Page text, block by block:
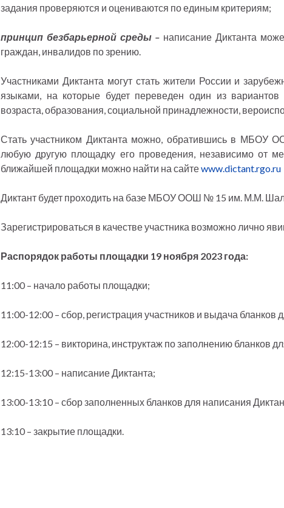
задания проверяются и оцениваются по единым критериям;
принцип безбарьерной среды – написание Диктанта
граждан, инвалидов по зрению.
Участниками Диктанта могут стать жители России и
языками, на которые будет переведен один из вариантов
возраста, образования, социальной принадлежности,
Стать участником Диктанта можно, обратившись в
любую другую площадку его проведения, независимо от
ближайшей площадки можно найти на сайтеwww.dictant.rgo.ru
Диктант будет проходить на базе МБОУ ООШ № 15 им. М.М.
Зарегистрироваться в качестве участника возможно лично
Распорядок работы площадки 19 ноября 2023 года:
11:00 – начало работы площадки;
11:00-12:00 – сбор, регистрация участников и выдача бланков
12:00-12:15 – викторина, инструктаж по заполнению бланков
12:15-13:00 – написание Диктанта;
13:00-13:10 – сбор заполненных бланков для написания
13:10 – закрытие площадки.